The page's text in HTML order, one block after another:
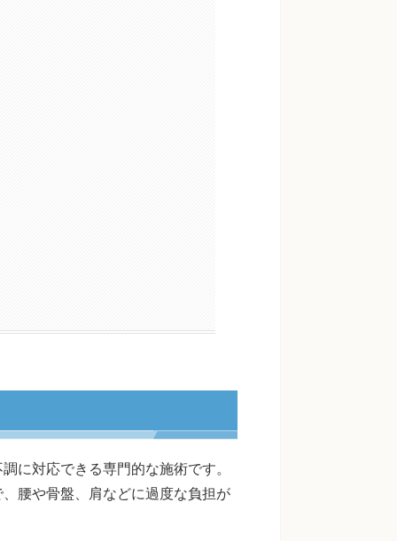
に対応できる専門的な施術です。
腰や骨盤、肩などに過度な負担が